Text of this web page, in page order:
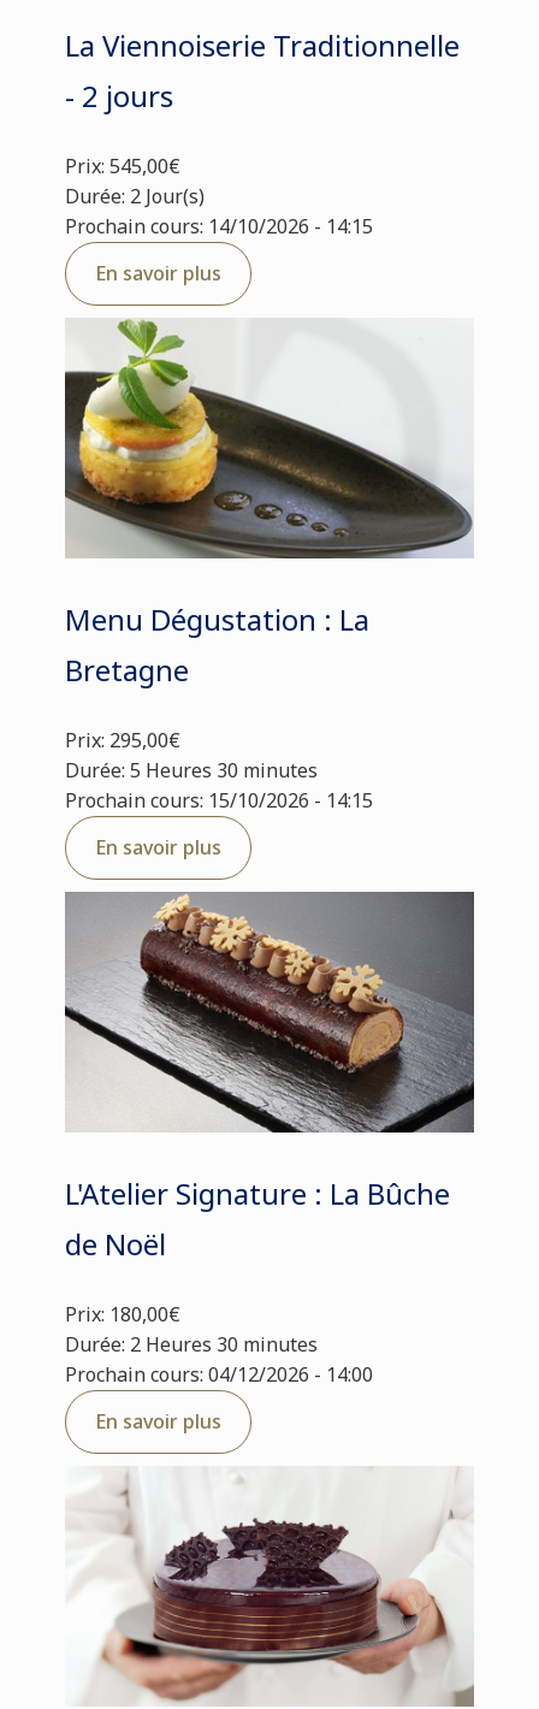
La Viennoiserie Traditionnelle
- 2 jours
Prix: 545,00€
Durée: 2 Jour(s)
Prochain cours: 14/10/2026 - 14:15
En savoir plus
Menu Dégustation : La
Bretagne
Prix: 295,00€
Durée: 5 Heures 30 minutes
Prochain cours: 15/10/2026 - 14:15
En savoir plus
L'Atelier Signature : La Bûche
de Noël
Prix: 180,00€
Durée: 2 Heures 30 minutes
Prochain cours: 04/12/2026 - 14:00
En savoir plus